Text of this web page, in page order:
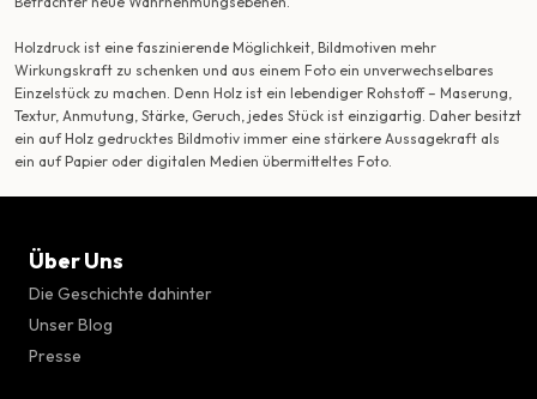
Holzdruck ist eine faszinierende Möglichkeit, Bildmotiven mehr
Wirkungskraft zu schenken und aus einem Foto ein unverwechselbares
Einzelstück zu machen. Denn Holz ist ein lebendiger Rohstoff – Maserung,
Textur, Anmutung, Stärke, Geruch, jedes Stück ist einzigartig. Daher besitzt
ein auf Holz gedrucktes Bildmotiv immer eine stärkere Aussagekraft als
ein auf Papier oder digitalen Medien übermitteltes Foto.
Über Uns
Die Geschichte dahinter
Unser Blog
Presse